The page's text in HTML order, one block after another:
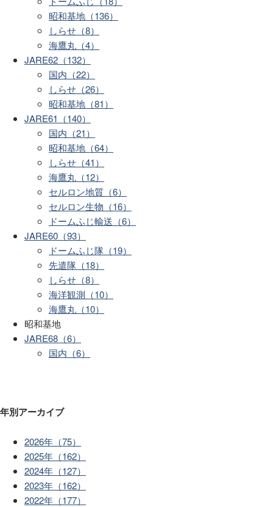
昭和基地（136）
しらせ（8）
海鷹丸（4）
JARE62（132）
国内（22）
しらせ（26）
昭和基地（81）
JARE61（140）
国内（21）
昭和基地（64）
しらせ（41）
海鷹丸（12）
セルロン地質（6）
セルロン生物（16）
ドームふじ輸送（6）
JARE60（93）
ドームふじ隊（19）
先遣隊（18）
しらせ（8）
海洋観測（10）
海鷹丸（10）
昭和基地
JARE68（6）
国内（6）
年別アーカイブ
2026年（75）
2025年（162）
2024年（127）
2023年（162）
2022年（177）